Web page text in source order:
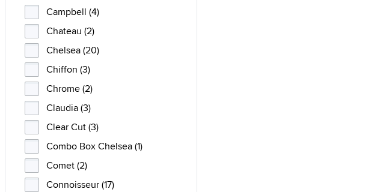
Campbell (4)
Chateau (2)
Chelsea (20)
Chiffon (3)
Chrome (2)
Claudia (3)
Clear Cut (3)
Combo Box Chelsea (1)
Comet (2)
Connoisseur (17)